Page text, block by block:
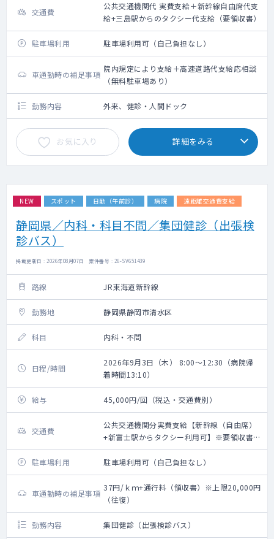
交通費
公共交通機関代 実費支給＋新幹線自由席代支
給+三島駅からのタクシー代支給（要領収書）
駐車場利用 駐車場利用可（自己負担なし）
車通勤時の補足事項
院内規定により支給＋高速道路代支給応相談
（無料駐車場あり）
勤務内容 外来、健診・人間ドック
お気に入り 詳細をみる
NEW スポット 日勤（午前診） 病院 遠距離交通費支給
静岡県／内科・科目不問／集団健診（出張検
診バス）
掲載更新日 : 2026年08月07日 案件番号 : 26-SV651439
路線 JR東海道新幹線
勤務地 静岡県静岡市清水区
科目 内科・不問
日程/時間
2026年9月3日（木） 8:00～12:30（病院帰
着時間13:10）
給与 45,000円/回（税込・交通費別）
交通費
公共交通機関分実費支給【新幹線（自由席）
+新富士駅からタクシー利用可】※要領収書・
上限20,000円（往復）
駐車場利用
駐車場利用可（自己負担なし）
車通勤時の補足事項
37円/ｋｍ+通行料（領収書）※上限20,000円
（往復）
勤務内容 集団健診（出張検診バス）